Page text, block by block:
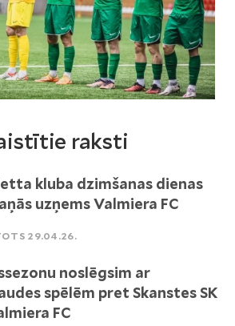
raksti
kluba dzimšanas dienas
uzņems Valmiera FC
29.04.26.
noslēgsim ar
spēlēm pret Skanstes SK
FC